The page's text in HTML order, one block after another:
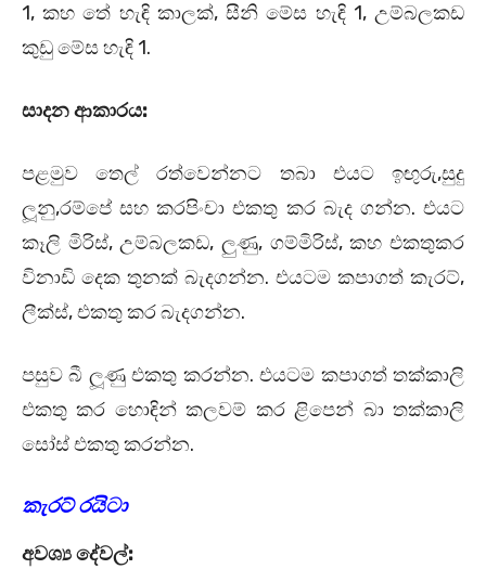
1, කහ තේ හැඳි කාලක්, සීනි මේස හැඳි 1, උම්බලකඩ
කුඩු මේස හැඳි 1.
සාදන ආකාරය:
පළමුව තෙල් රත්වෙන්නට තබා එයට ඉඟුරු,සුදු
ලූනු,රම්පේ සහ කරපිංචා එකතු කර බැද ගන්න. එයට
කෑලි මිරිස්, උම්බලකඩ, ලුණු, ගම්මිරිස්, කහ එකතුකර
විනාඩි දෙක තුනක් බැදගන්න. එයටම කපාගත් කැරට්,
ලීක්ස්, එකතු කර බැදගන්න.
පසුව බී ලූණු එකතු කරන්න. එයටම කපාගත් තක්කාලි
එකතු කර හොඳින් කලවම් කර ළිපෙන් බා තක්කාලි
සෝස් එකතු කරන්න.
කැරට් රයිටා
අවශ්‍ය දේවල්: